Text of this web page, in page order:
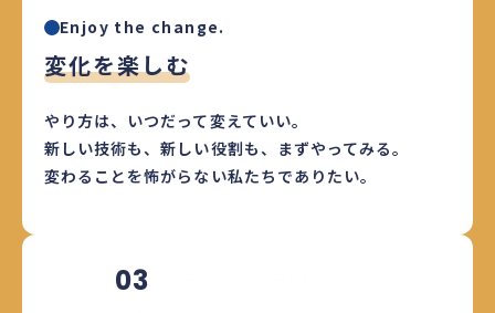
Enjoy the change.
変化を楽しむ
やり方は、いつだって変えていい。
新しい技術も、新しい役割も、まずやってみる。
変わることを怖がらない私たちでありたい。
03